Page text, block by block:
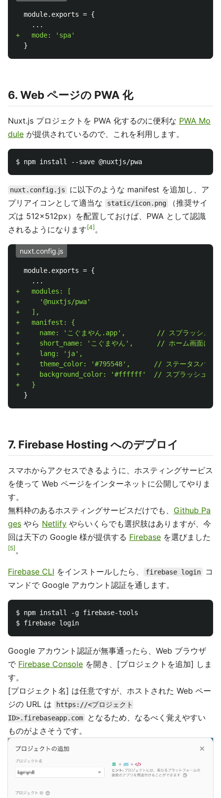
  module.exports = {
6. Web ページの PWA 化
Nuxt.js プロジェクトを PWA 化するのに便利な PWA Mo
dule が提供されているので、これを利用します。
nuxt.config.js
に以下のような manifest を追加し、ア
プリアイコンとして適当な
static/icon.png
（推奨サイ
ズは 512×512px）を配置しておけば、PWA として認識
されるようになります 4 。
nuxt.config.js
  module.exports = {
+   modules: [
+     '@nuxtjs/pwa'
+   ],
+   manifest: {
+     name: 'こぐまやん.app',        // スプラッシュ画面に
+     short_name: 'こぐまやん',      // ホーム画面に追加さ
+     lang: 'ja',
+     theme_color: '#795548',      // ステータスバーの
+     background_color: '#ffffff'  // スプラッシュ画面
7. Firebase Hosting へのデプロイ
スマホからアクセスできるように、ホスティングサービス
を使って Web ページをインターネットに公開してやりま
す。
無料枠のあるホスティングサービスだけでも、 Github Pa
ges やら Netlify やらいくらでも選択肢はありますが、今
回は天下の Google 様が提供する Firebase を選びました
5 。
Firebase CLI をインストールしたら、 firebase login
コ
マンドで Google アカウント認証を通します。
$ npm install -g firebase-tools
Google アカウント認証が無事通ったら、Web ブラウザ
で Firebase Console を開き、[プロジェクトを追加] しま
す。
[プロジェクト名] は任意ですが、ホストされた Web ペー
ジの URL は
https://<プロジェクト
ID>.firebaseapp.com
となるため、なるべく覚えやすい
ものがよさそうです。